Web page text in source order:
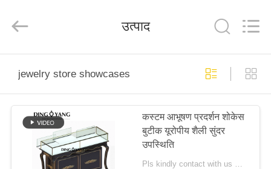
उत्पाद
वीडियो
Furniture
Rights
उत्पाद
jewelry store showcases
कस्टम आभूषण प्रदर्शन शोकेस
बुटीक यूरोपीय शैली सुंदर
उपस्थिति
Pls kindly contact with us MOQ:1 दुकान या 5 सेट